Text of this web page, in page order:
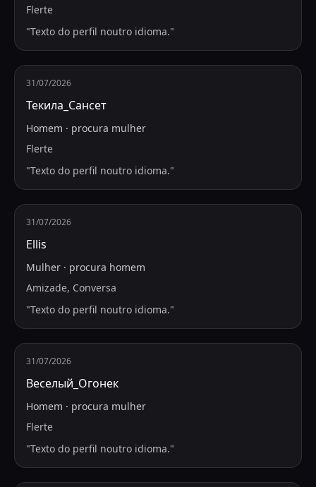
Flerte
"Texto do perfil noutro idioma."
31/07/2026
Текила_Сансет
Homem · procura mulher
Flerte
"Texto do perfil noutro idioma."
31/07/2026
Ellis
Mulher · procura homem
Amizade, Conversa
"Texto do perfil noutro idioma."
31/07/2026
Веселый_Огонек
Homem · procura mulher
Flerte
"Texto do perfil noutro idioma."